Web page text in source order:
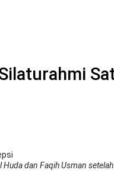
dan Faqih Usman